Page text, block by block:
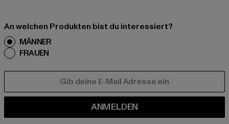
An welchen Produkten bist du interessiert?
MÄNNER
FRAUEN
ANMELDEN